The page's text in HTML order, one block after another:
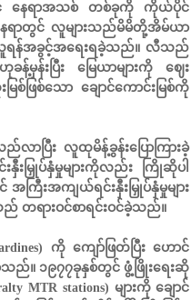
င့် နေရာအသစ် တစ်ခုကို ကိုယ်ပိုင်
ရာတွင် လူများသည်မိမိတို့အိမ်ယာ
ဝယ်ယူရန်အခွင့်အရေးရခဲ့သည်။ လီသည်
န့်မှန်းပြီး မြေယာများကို ဈေး
သော ချောင်ကောင်းမြစ်ကို
လာပြီး လူထုမိန့်ခွန်းပြောကြားခဲ့
းမြှုပ်နှံမှုများကိုလည်း ကြိုဆိုပါ
ကြီးအကျယ်ရင်းနှီးမြှုပ်နှံမှုများ
တရားဝင်စာရင်းဝင်ခဲ့သည်။
ကို ကျော်ဖြတ်ပြီး ဟောင်
ခဲ့သည်။ ၁၉၇၇ခုနှစ်တွင် ဖွံ့ဖြိုးရေးဆို
stations) များကို ချောင်